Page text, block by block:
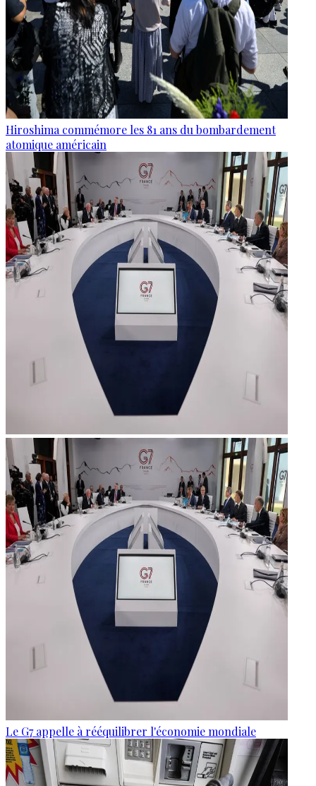
Hiroshima commémore les 81 ans du bombardement
atomique américain
Le G7 appelle à rééquilibrer l'économie mondiale